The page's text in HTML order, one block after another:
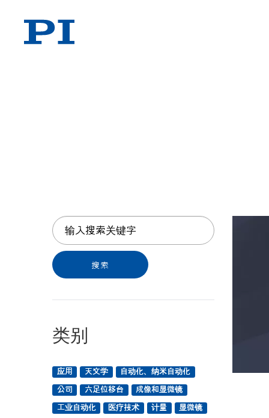
类别
应用 天文学
自动化、纳米自动化
公司
六足位移台
成像和显微镜
工业自动化
医疗技术 计量
显微镜